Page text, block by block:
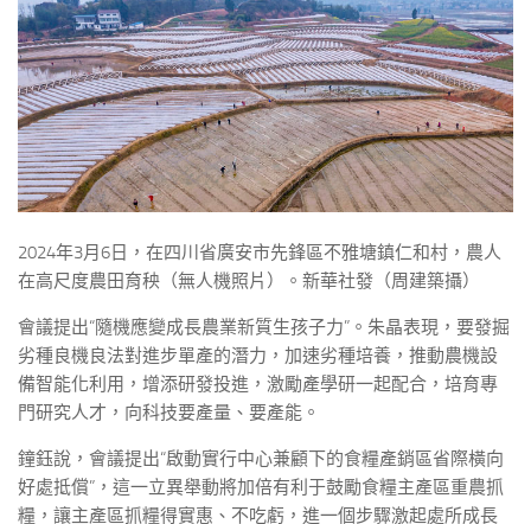
2024年3月6日，在四川省廣安市先鋒區不雅塘鎮仁和村，農人
在高尺度農田育秧（無人機照片）。新華社發（周建築攝）
會議提出“隨機應變成長農業新質生孩子力”。朱晶表現，要發掘
劣種良機良法對進步單產的潛力，加速劣種培養，推動農機設
備智能化利用，增添研發投進，激勵產學研一起配合，培育專
門研究人才，向科技要產量、要產能。
鐘鈺說，會議提出“啟動實行中心兼顧下的食糧產銷區省際橫向
好處抵償”，這一立異舉動將加倍有利于鼓勵食糧主產區重農抓
糧，讓主產區抓糧得實惠、不吃虧，進一個步驟激起處所成長